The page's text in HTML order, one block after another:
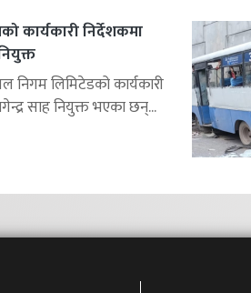
कार्यकारी निर्देशकमा
लिमिटेडको कार्यकारी
साह नियुक्त भएका छन्...